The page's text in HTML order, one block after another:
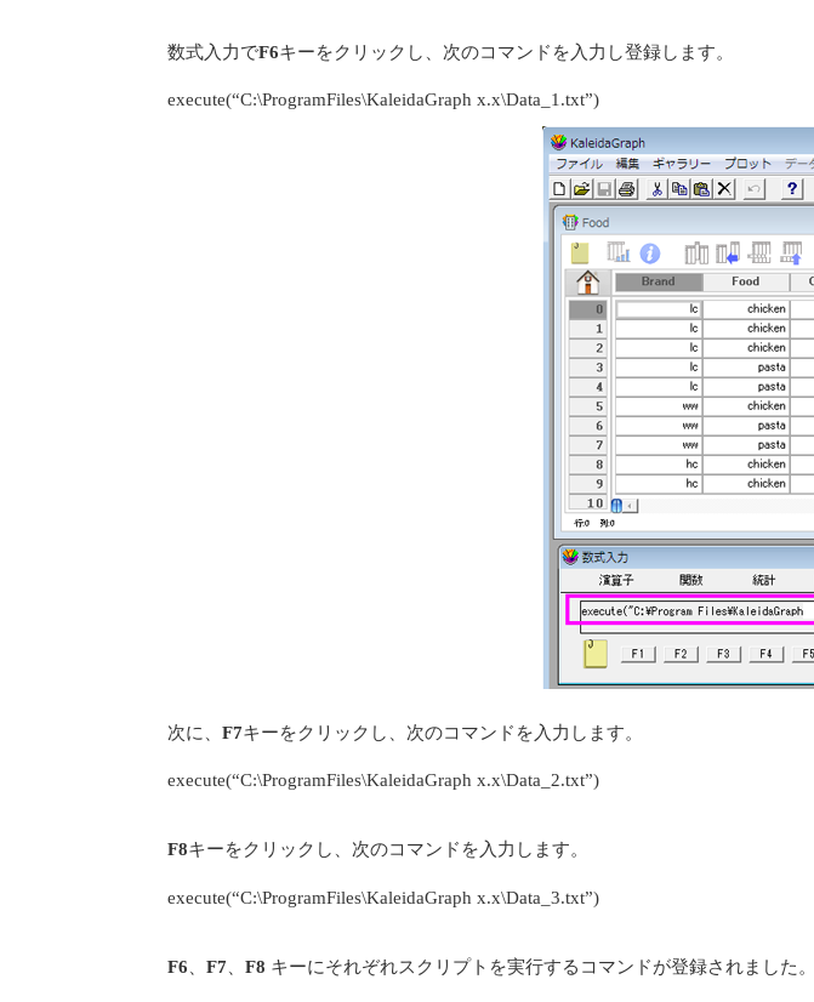
数式入力でF6キーをクリックし、次のコマンドを入力し登録します。
execute(“C:\ProgramFiles\KaleidaGraph x.x\Data_1.txt”)
次に、F7キーをクリックし、次のコマンドを入力します。
execute(“C:\ProgramFiles\KaleidaGraph x.x\Data_2.txt”)
F8キーをクリックし、次のコマンドを入力します。
execute(“C:\ProgramFiles\KaleidaGraph x.x\Data_3.txt”)
F6 、F7 、F8 キーにそれぞれスクリプトを実行するコマンドが登録されました。